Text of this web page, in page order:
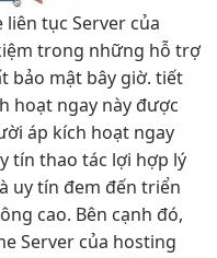
liên tục Server của
trong những hỗ trợ
bảo mậtbây giờ. tiết
hoạt ngaynày được
áp kích hoạt ngay
tín thao tác lợi hợp lý
uy tín đem đến triển
cao. Bên cạnh đó,
Server của hosting